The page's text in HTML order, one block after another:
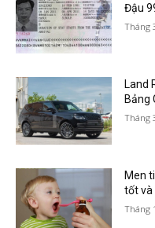
Đậu
Tháng
Land
Bảng
Tháng
Men
tốt và
Tháng